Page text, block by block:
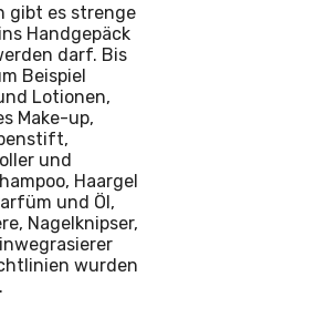
gibt es strenge
Handgepäck
darf. Bis
Beispiel
Lotionen,
Make-up,
und
Haargel
und Öl,
Nagelknipser,
wurden